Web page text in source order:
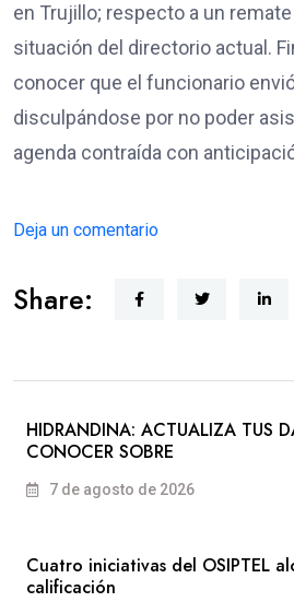
en Trujillo; respecto a un
situación del directorio actual.
conocer que el funcionario
disculpándose por no poder
agenda contraída con
Deja un comentario
Share:
HIDRANDINA: ACTUALIZA TUS
CONOCER SOBRE
7 de agosto de 2026
Cuatro iniciativas del OSIPTEL
calificación